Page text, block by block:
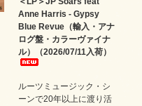
Anne Harris - Gypsy
Blue Revue（輸入・アナ
ログ盤・カラーヴァイナ
ル）（2026/07/11入荷）
ルーツミュージック・シ
ーンで20年以上に渡り活